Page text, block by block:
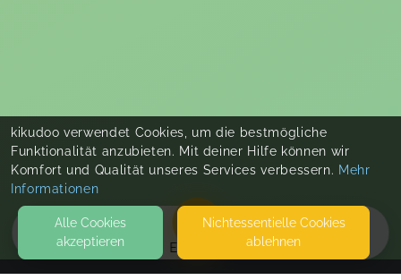
EVENTS
kikudoo verwendet Cookies, um die bestmögliche
Funktionalität anzubieten. Mit deiner Hilfe können wir
Komfort und Qualität unseres Services verbessern. Mehr
Informationen
Alle Cookies
akzeptieren
Nicht­essentielle Cookies
ablehnen